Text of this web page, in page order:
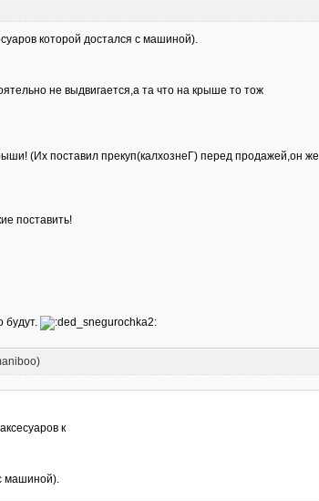
которой достался с машиной).
не выдвигается,а та что на крыше то тож
(Их поставил прекуп(калхознеГ) перед продажей,он же
поставить!
будут.
к
машиной).